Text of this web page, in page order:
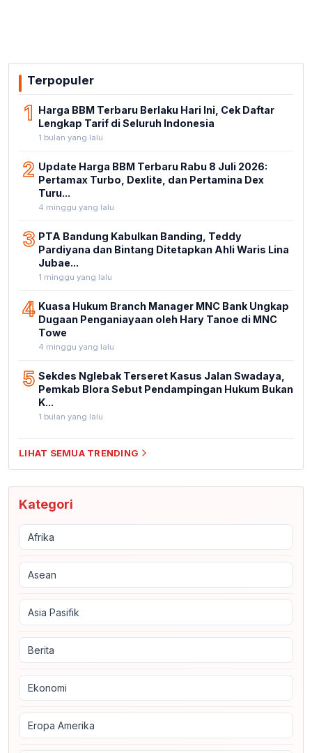
Terpopuler
1 Harga BBM Terbaru Berlaku Hari Ini, Cek Daftar
Lengkap Tarif di Seluruh Indonesia
1 bulan yang lalu
2 Update Harga BBM Terbaru Rabu 8 Juli 2026:
Pertamax Turbo, Dexlite, dan Pertamina Dex
Turu...
4 minggu yang lalu
3 PTA Bandung Kabulkan Banding, Teddy
Pardiyana dan Bintang Ditetapkan Ahli Waris Lina
Jubae...
1 minggu yang lalu
4 Kuasa Hukum Branch Manager MNC Bank Ungkap
Dugaan Penganiayaan oleh Hary Tanoe di MNC
Towe
4 minggu yang lalu
5 Sekdes Nglebak Terseret Kasus Jalan Swadaya,
Pemkab Blora Sebut Pendampingan Hukum Bukan
K...
1 bulan yang lalu
LIHAT SEMUA TRENDING
Kategori
Afrika
Asean
Asia Pasifik
Berita
Ekonomi
Eropa Amerika